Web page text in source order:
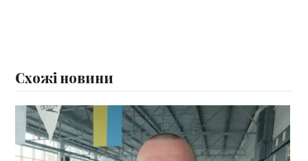
Схожі новини